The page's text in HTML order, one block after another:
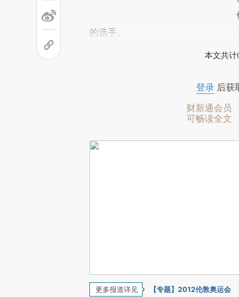
的选手。
本文共计
登录后获
财新通会员
可畅读全文
更多报道详见 【专题】2012伦敦奥运会